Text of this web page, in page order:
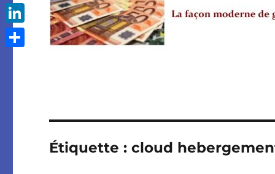
Étiquette :cloud
Reddit
LinkedIn